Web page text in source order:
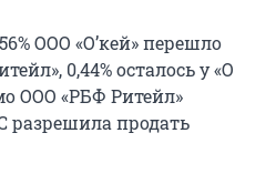
ООО «О’кей» перешло
0,44% осталось у «О
ООО «РБФ Ритейл»
разрешила продать